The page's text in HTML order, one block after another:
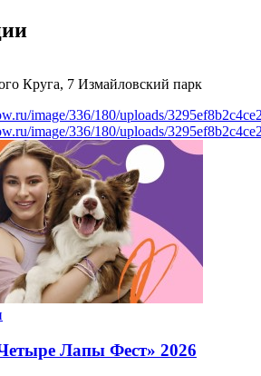
Круга, 7 Измайловский парк
image/336/180/uploads/
image/336/180/uploads/
Лапы Фест» 2026